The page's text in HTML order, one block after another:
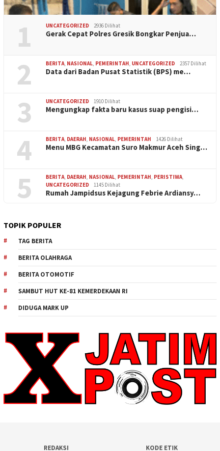
1 UNCATEGORIZED 2936 Dilihat
Gerak Cepat Polres Gresik Bongkar Penjua…
2 BERITA, NASIONAL, PEMERINTAH, UNCATEGORIZED 2357 Dilihat
Data dari Badan Pusat Statistik (BPS) me…
3 UNCATEGORIZED 1910 Dilihat
Mengungkap fakta baru kasus suap pengisi…
4 BERITA, DAERAH, NASIONAL, PEMERINTAH 1426 Dilihat
Menu MBG Kecamatan Suro Makmur Aceh Sing…
5 BERITA, DAERAH, NASIONAL, PEMERINTAH, PERISTIWA,
UNCATEGORIZED
1145 Dilihat
Rumah Jampidsus Kejagung Febrie Ardiansy…
TOPIK POPULER
TAG BERITA
BERITA OLAHRAGA
BERITA OTOMOTIF
SAMBUT HUT KE-81 KEMERDEKAAN RI
DIDUGA MARK UP
REDAKSI KODE ETIK